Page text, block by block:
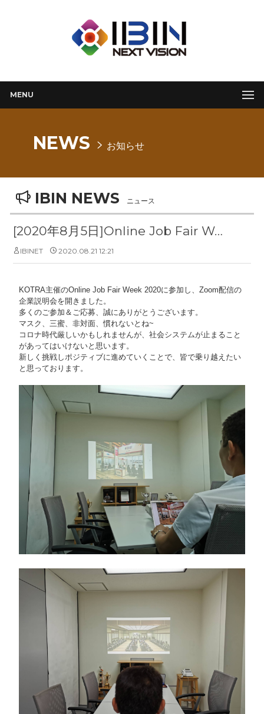
MENU
NEWS お知らせ
IBIN NEWS ニュース
[2020年8月5日]Online Job Fair Week 2020企業説明会
IBINET 2020.08.21 12:21
KOTRA主催のOnline Job Fair Week 2020に参加し、Zoom配信の
企業説明会を開きました。
多くのご参加＆ご応募、誠にありがとうございます。
マスク、三蜜、非対面、慣れないとね~
コロナ時代厳しいかもしれませんが、社会システムが止まること
があってはいけないと思います。
新しく挑戦しポジティブに進めていくことで、皆で乗り越えたい
と思っております。